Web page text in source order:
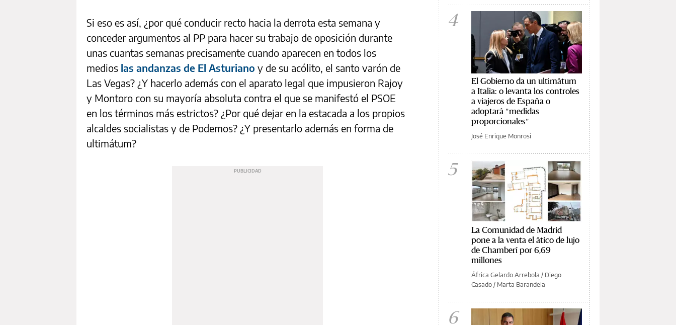
Si eso es así, ¿por qué conducir recto hacia la derrota esta semana y
conceder argumentos al PP para hacer su trabajo de oposición durante
unas cuantas semanas precisamente cuando aparecen en todos los
medios las andanzas de El Asturiano y de su acólito, el santo varón de
Las Vegas? ¿Y hacerlo además con el aparato legal que impusieron Rajoy
y Montoro con su mayoría absoluta contra el que se manifestó el PSOE
en los términos más estrictos? ¿Por qué dejar en la estacada a los propios
alcaldes socialistas y de Podemos? ¿Y presentarlo además en forma de
ultimátum?
4
El Gobierno da un ultimátum
a Italia: o levanta los controles
a viajeros de España o
adoptará "medidas
proporcionales"
José Enrique Monrosi
5
La Comunidad de Madrid
pone a la venta el ático de lujo
de Chamberí por 6,69
millones
África Gelardo Arrebola / Diego
Casado/ Marta Barandela
6